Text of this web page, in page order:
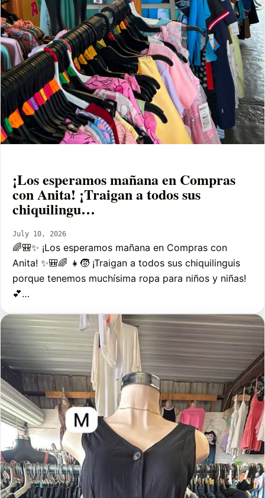
¡Los esperamos mañana en Compras
con Anita! ¡Traigan a todos sus
chiquilingu…
July 10, 2026
🌈🎒✨ ¡Los esperamos mañana en Compras con
Anita! ✨🎒🌈 👧🧒 ¡Traigan a todos sus chiquilinguis
porque tenemos muchísima ropa para niños y niñas!
💕…